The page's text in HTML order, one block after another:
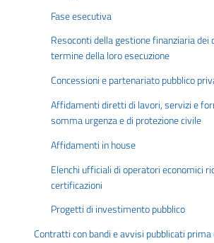
Fase esecutiva
Resoconti della gestione finanziaria dei
termine della loro esecuzione
Concessioni e partenariato pubblico
Affidamenti diretti di lavori, servizi e
somma urgenza e di protezione civile
Affidamenti in house
Elenchi ufficiali di operatori economici
certificazioni
Progetti di investimento pubblico
Contratti con bandi e avvisi pubblicati prima